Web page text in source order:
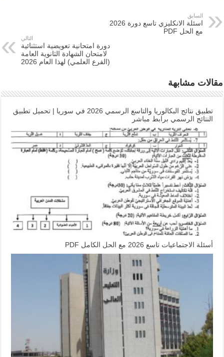
السابق
اسئلة الانكليزي تاسع دورة 2026
مع الحل PDF
التالي
دورة امتحانية تعويضية استثنائية
لامتحان الشهادة الثانوية العامة
(الفرع العلمي) لهذا العام 2026
مقالات مشابهة
تطبيق نتائج البكالوريا والتاسع الرسمي 2026 في سوريا | تحميل تطبيق
النتائج الرسمي برابط مباشر
أسئلة الاجتماعيات تاسع 2026 مع الحل الكامل PDF